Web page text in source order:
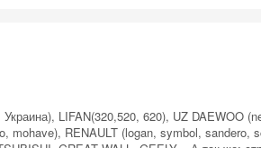
LIFAN(320,520, 620), UZ DAEWOO
mohave), RENAULT (logan, symbol, sandero,
почту и получи промокод на